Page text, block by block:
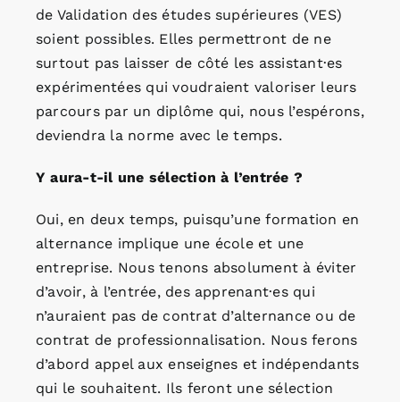
de Validation des études supérieures (VES)
soient possibles. Elles permettront de ne
surtout pas laisser de côté les assistant·es
expérimentées qui voudraient valoriser leurs
parcours par un diplôme qui, nous l’espérons,
deviendra la norme avec le temps.
Y aura-t-il une sélection à l’entrée ?
Oui, en deux temps, puisqu’une formation en
alternance implique une école et une
entreprise. Nous tenons absolument à éviter
d’avoir, à l’entrée, des apprenant·es qui
n’auraient pas de contrat d’alternance ou de
contrat de professionnalisation. Nous ferons
d’abord appel aux enseignes et indépendants
qui le souhaitent. Ils feront une sélection